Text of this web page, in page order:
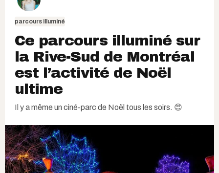
parcours illuminé
Ce parcours illuminé sur
la Rive-Sud de Montréal
est l’activité de Noël
ultime
Il y a même un ciné-parc de Noël tous les soirs. 😍